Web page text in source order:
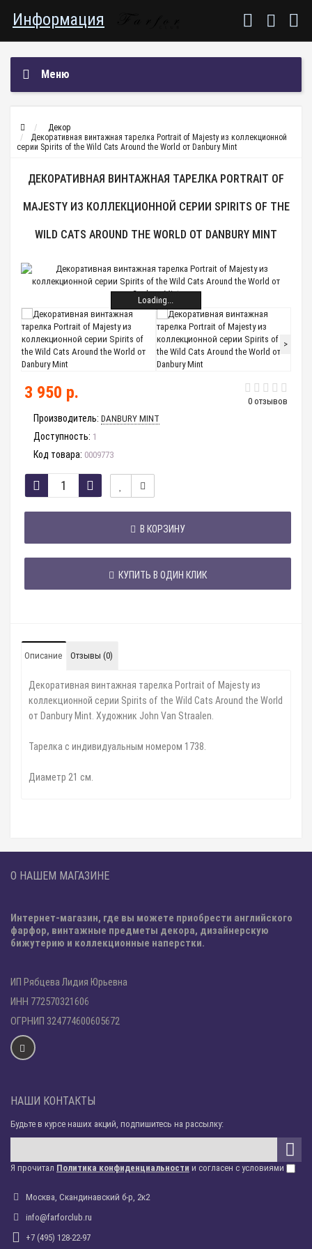
Информация
Меню
Декор
Декоративная винтажная тарелка Portrait of Majesty из коллекционной
серии Spirits of the Wild Cats Around the World от Danbury Mint
ДЕКОРАТИВНАЯ ВИНТАЖНАЯ ТАРЕЛКА PORTRAIT OF
MAJESTY ИЗ КОЛЛЕКЦИОННОЙ СЕРИИ SPIRITS OF THE
WILD CATS AROUND THE WORLD ОТ DANBURY MINT
Loading...
>
0 отзывов
3 950 р.
Производитель: DANBURY MINT
Доступность: 1
Код товара: 0009773
В КОРЗИНУ
КУПИТЬ В ОДИН КЛИК
Описание Отзывы (0)
Декоративная винтажная тарелка Portrait of Majesty из
коллекционной серии Spirits of the Wild Cats Around the World
от Danbury Mint. Художник John Van Straalen.
Тарелка с индивидуальным номером 1738.
Диаметр 21 см.
О НАШЕМ МАГАЗИНЕ
Интернет-магазин, где вы можете приобрести английского
фарфор, винтажные предметы декора, дизайнерскую
бижутерию и коллекционные наперстки.
ИП Рябцева Лидия Юрьевна
ИНН 772570321606
ОГРНИП 324774600605672
НАШИ КОНТАКТЫ
Будьте в курсе наших акций, подпишитесь на рассылку:
Я прочитал Политика конфиденциальности и согласен с условиями
Москва, Скандинавский б-р, 2к2
info@farforclub.ru
+7 (495) 128-22-97